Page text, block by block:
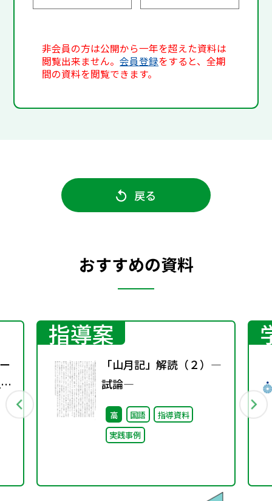
非会員の方は公開から一年を超えた資料は
閲覧出来ません。会員登録をすると、全期
間の資料を閲覧できます。
戻る
おすすめの資料
指導案
「山月記」解読（２）―
試論―
高 国語
指導資料
実践事例